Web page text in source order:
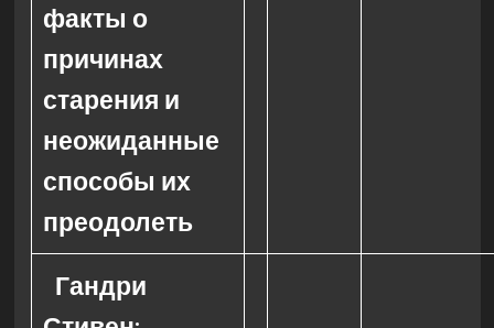
факты о
причинах
старения и
неожиданные
способы их
преодолеть
Гандри